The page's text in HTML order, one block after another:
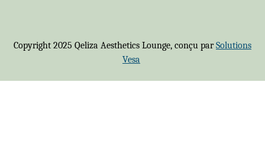
Copyright 2025 Qeliza Aesthetics Lounge, conçu parSolutions
Vesa